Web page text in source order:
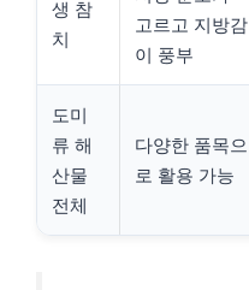
생 참
치
고르고 지방감
이 풍부
도미
류 해
산물
전체
다양한 품목으
로 활용 가능